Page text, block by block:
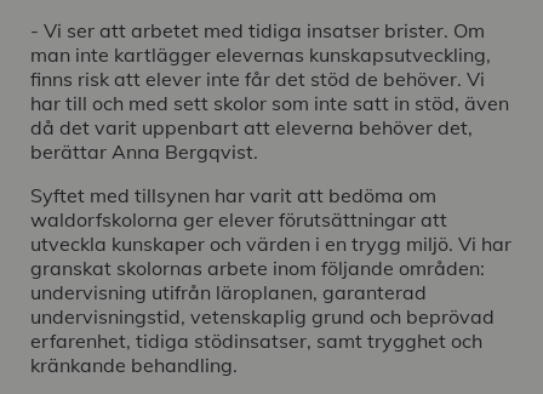
- Vi ser att arbetet med tidiga insatser brister. Om
man inte kartlägger elevernas kunskapsutveckling,
finns risk att elever inte får det stöd de behöver. Vi
har till och med sett skolor som inte satt in stöd, även
då det varit uppenbart att eleverna behöver det,
berättar Anna Bergqvist.
Syftet med tillsynen har varit att bedöma om
waldorfskolorna ger elever förutsättningar att
utveckla kunskaper och värden i en trygg miljö. Vi har
granskat skolornas arbete inom följande områden:
undervisning utifrån läroplanen, garanterad
undervisningstid, vetenskaplig grund och beprövad
erfarenhet, tidiga stödinsatser, samt trygghet och
kränkande behandling.